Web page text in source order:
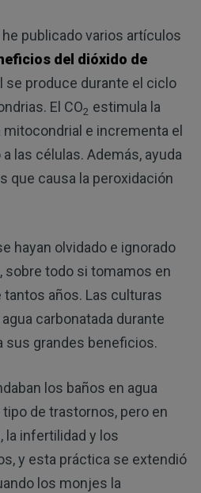
publicado varios artículos
del dióxido de
se produce durante el ciclo
El CO2 estimula la
e incrementa el
las células. Además, ayuda
que causa la peroxidación
hayan olvidado e ignorado
, sobre todo si tomamos en
años. Las culturas
carbonatada durante
sus grandes beneficios.
los baños en agua
de trastornos, pero en
la infertilidad y los
y esta práctica se extendió
los monjes la